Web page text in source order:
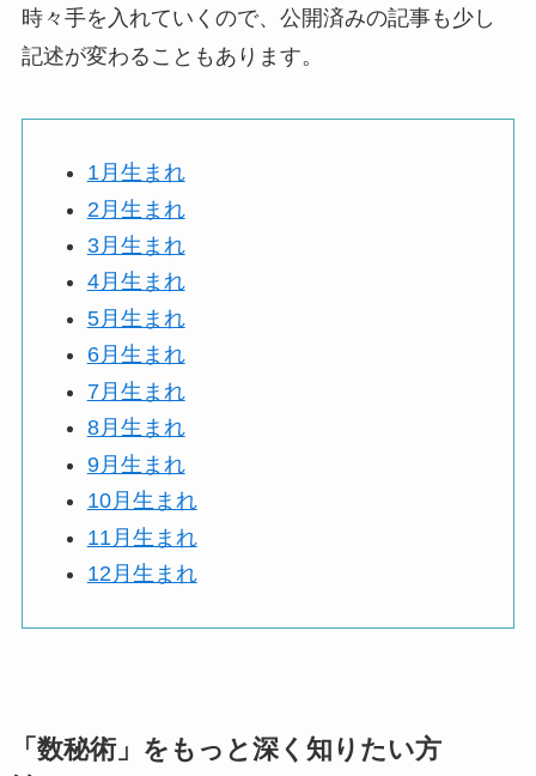
時々手を入れていくので、公開済みの記事も少し
記述が変わることもあります。
1月生まれ
2月生まれ
3月生まれ
4月生まれ
5月生まれ
6月生まれ
7月生まれ
8月生まれ
9月生まれ
10月生まれ
11月生まれ
12月生まれ
「数秘術」をもっと深く知りたい方